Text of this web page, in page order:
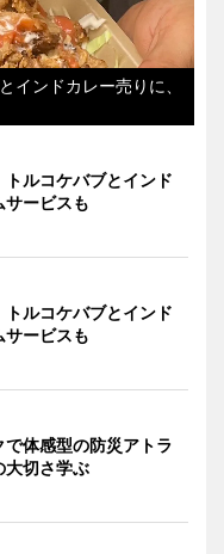
ンドカレー売りに、
ルコケバブとインド
サービスも
ルコケバブとインド
サービスも
体感型の防災アトラ
切さ学ぶ